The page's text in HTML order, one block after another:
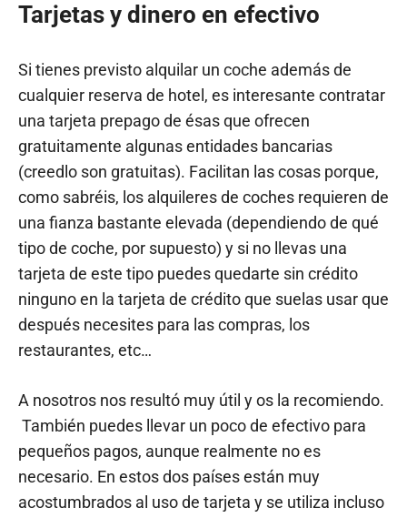
Tarjetas y dinero en efectivo
Si tienes previsto alquilar un coche además de
cualquier reserva de hotel, es interesante contratar
una tarjeta prepago de ésas que ofrecen
gratuitamente algunas entidades bancarias
(creedlo son gratuitas). Facilitan las cosas porque,
como sabréis, los alquileres de coches requieren de
una fianza bastante elevada (dependiendo de qué
tipo de coche, por supuesto) y si no llevas una
tarjeta de este tipo puedes quedarte sin crédito
ninguno en la tarjeta de crédito que suelas usar que
después necesites para las compras, los
restaurantes, etc…
A nosotros nos resultó muy útil y os la recomiendo.
También puedes llevar un poco de efectivo para
pequeños pagos, aunque realmente no es
necesario. En estos dos países están muy
acostumbrados al uso de tarjeta y se utiliza incluso